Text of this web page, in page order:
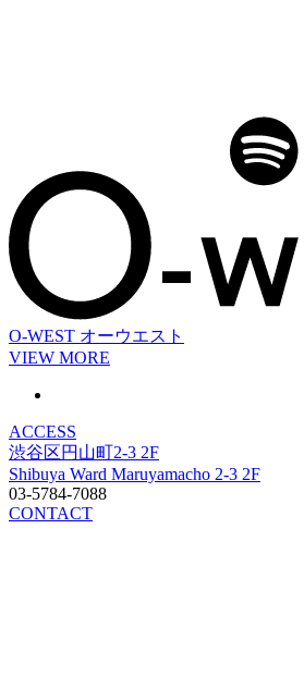
O-WEST オーウエスト
VIEW MORE
ACCESS
渋谷区円山町2-3 2F
Shibuya Ward Maruyamacho 2-3 2F
03-5784-7088
CONTACT